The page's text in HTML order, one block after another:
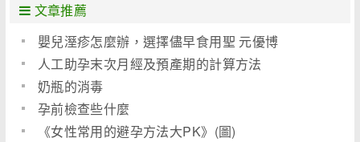
文章推薦
嬰兒溼疹怎麼辦，選擇儘早食用聖 元優博
人工助孕末次月經及預產期的計算方法
奶瓶的消毒
孕前檢查些什麼
《女性常用的避孕方法大PK》(圖)